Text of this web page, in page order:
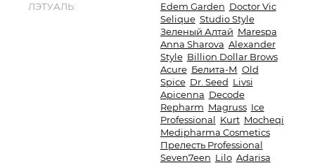
ЛЭТУАЛЬ:
Edem Garden Doctor Vic
Selique Studio Style
Зеленый Алтай Marespa
Anna Sharova Alexander
Style Billion Dollar Brows
Acure Белита-М Old
Spice Dr. Seed Livsi
Apicenna Decode
Repharm Magruss Ice
Professional Kurt Mocheqi
Medipharma Cosmetics
Прелесть Professional
Seven7een Lilo Adarisa